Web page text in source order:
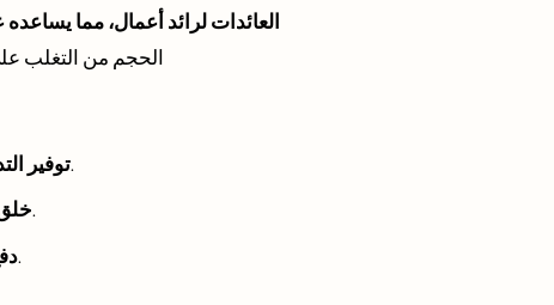
العائدات لرائد أعمال، مما
الحجم من التغلب
توفير والموارد لأصحاب الأعمال الصغيرة، وتحسين قدرتهم على المنافسة في السوق العالمية.
في الأسواق الناشئة، ودعم سبل العيش بشكل مباشر وتعزيز المجتمعات المحلية.
وتعزيز الاستقلال الاقتصادي لرواد الأعمال المهمشين ومجتمعاتهم.